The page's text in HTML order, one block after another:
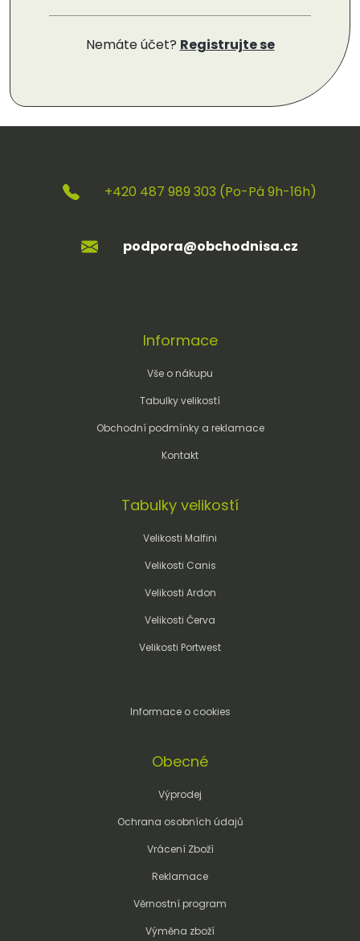
Nemáte účet? Registrujte se
+420 487 989 303 (Po-Pá 9h-16h)
podpora@obchodnisa.cz
Informace
Vše o nákupu
Tabulky velikostí
Obchodní podmínky a reklamace
Kontakt
Tabulky velikostí
Velikosti Malfini
Velikosti Canis
Velikosti Ardon
Velikosti Červa
Velikosti Portwest
Informace o cookies
Obecné
Výprodej
Ochrana osobních údajů
Vrácení Zboží
Reklamace
Věrnostní program
Výměna zboží